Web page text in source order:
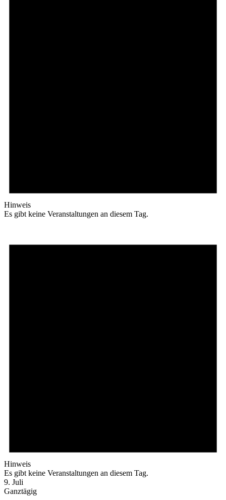
Hinweis
Es gibt keine Veranstaltungen an diesem Tag.
Hinweis
Es gibt keine Veranstaltungen an diesem Tag.
9. Juli
Ganztägig